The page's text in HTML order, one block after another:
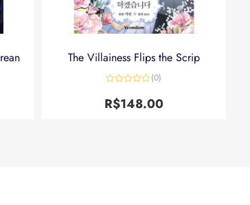
The Villainess Flips the Scrip
0
de
(0)
R$148.00